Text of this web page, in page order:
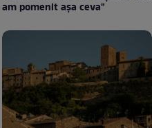
am pomenit așa ceva"